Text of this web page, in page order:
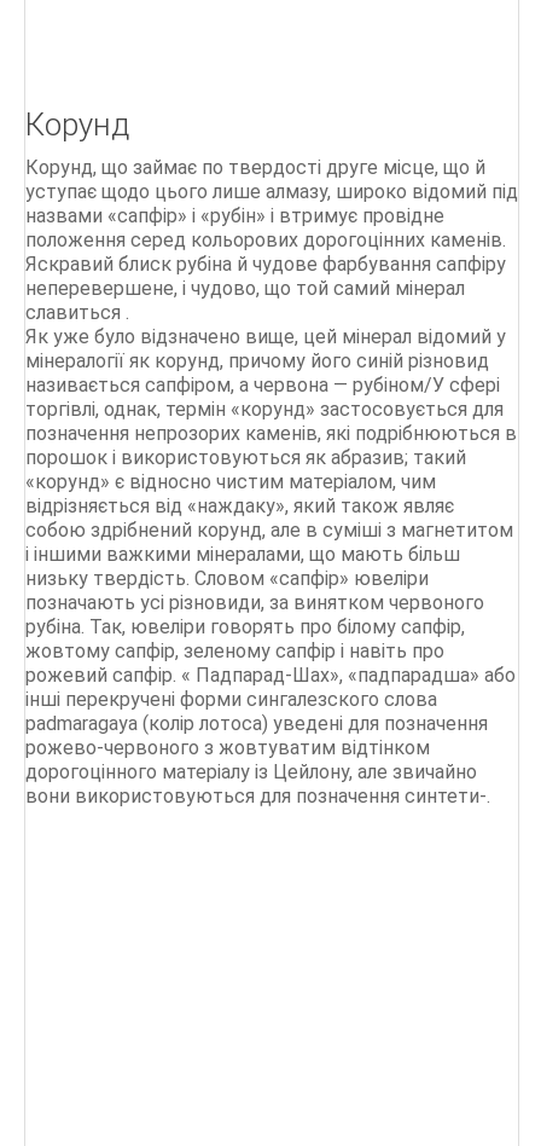
Корунд
Корунд, що займає по твердості друге місце, що й
уступає щодо цього лише алмазу, широко відомий під
назвами «сапфір» і «рубін» і втримує провідне
положення серед кольорових дорогоцінних каменів.
Яскравий блиск рубіна й чудове фарбування сапфіру
неперевершене, і чудово, що той самий мінерал
славиться .
Як уже було відзначено вище, цей мінерал відомий у
мінералогії як корунд, причому його синій різновид
називається сапфіром, а червона — рубіном/У сфері
торгівлі, однак, термін «корунд» застосовується для
позначення непрозорих каменів, які подрібнюються в
порошок і використовуються як абразив; такий
«корунд» є відносно чистим матеріалом, чим
відрізняється від «наждаку», який також являє
собою здрібнений корунд, але в суміші з магнетитом
і іншими важкими мінералами, що мають більш
низьку твердість. Словом «сапфір» ювеліри
позначають усі різновиди, за винятком червоного
рубіна. Так, ювеліри говорять про білому сапфір,
жовтому сапфір, зеленому сапфір і навіть про
рожевий сапфір. « Падпарад-Шах», «падпарадша» або
інші перекручені форми сингалезского слова
padmaragaya (колір лотоса) уведені для позначення
рожево-червоного з жовтуватим відтінком
дорогоцінного матеріалу із Цейлону, але звичайно
вони використовуються для позначення синтети-.